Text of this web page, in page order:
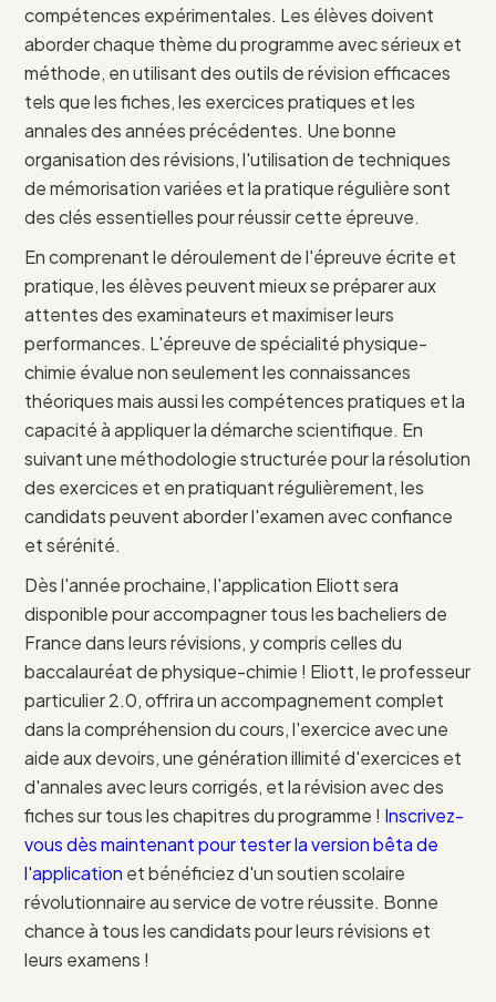
compétences expérimentales. Les élèves doivent
aborder chaque thème du programme avec sérieux et
méthode, en utilisant des outils de révision efficaces
tels que les fiches, les exercices pratiques et les
annales des années précédentes. Une bonne
organisation des révisions, l'utilisation de techniques
de mémorisation variées et la pratique régulière sont
des clés essentielles pour réussir cette épreuve.
En comprenant le déroulement de l'épreuve écrite et
pratique, les élèves peuvent mieux se préparer aux
attentes des examinateurs et maximiser leurs
performances. L'épreuve de spécialité physique-
chimie évalue non seulement les connaissances
théoriques mais aussi les compétences pratiques et la
capacité à appliquer la démarche scientifique. En
suivant une méthodologie structurée pour la résolution
des exercices et en pratiquant régulièrement, les
candidats peuvent aborder l'examen avec confiance
et sérénité.
Dès l'année prochaine, l'application Eliott sera
disponible pour accompagner tous les bacheliers de
France dans leurs révisions, y compris celles du
baccalauréat de physique-chimie ! Eliott, le professeur
particulier 2.0, offrira un accompagnement complet
dans la compréhension du cours, l'exercice avec une
aide aux devoirs, une génération illimité d'exercices et
d'annales avec leurs corrigés, et la révision avec des
fiches sur tous les chapitres du programme ! Inscrivez-
vous dès maintenant pour tester la version bêta de
l'application et bénéficiez d'un soutien scolaire
révolutionnaire au service de votre réussite. Bonne
chance à tous les candidats pour leurs révisions et
leurs examens !